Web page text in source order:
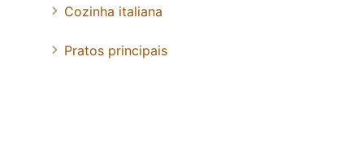
Cozinha italiana
Pratos principais